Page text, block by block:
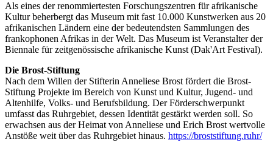
Als eines der renommiertesten Forschungszentren für afrikanische
Kultur beherbergt das Museum mit fast 10.000 Kunstwerken aus 20
afrikanischen Ländern eine der bedeutendsten Sammlungen des
frankophonen Afrikas in der Welt. Das Museum ist Veranstalter der
Biennale für zeitgenössische afrikanische Kunst (Dak'Art Festival).
Die Brost-Stiftung
Nach dem Willen der Stifterin Anneliese Brost fördert die Brost-
Stiftung Projekte im Bereich von Kunst und Kultur, Jugend- und
Altenhilfe, Volks- und Berufsbildung. Der Förderschwerpunkt
umfasst das Ruhrgebiet, dessen Identität gestärkt werden soll. So
erwachsen aus der Heimat von Anneliese und Erich Brost wertvolle
Anstöße weit über das Ruhrgebiet hinaus. https://broststiftung.ruhr/